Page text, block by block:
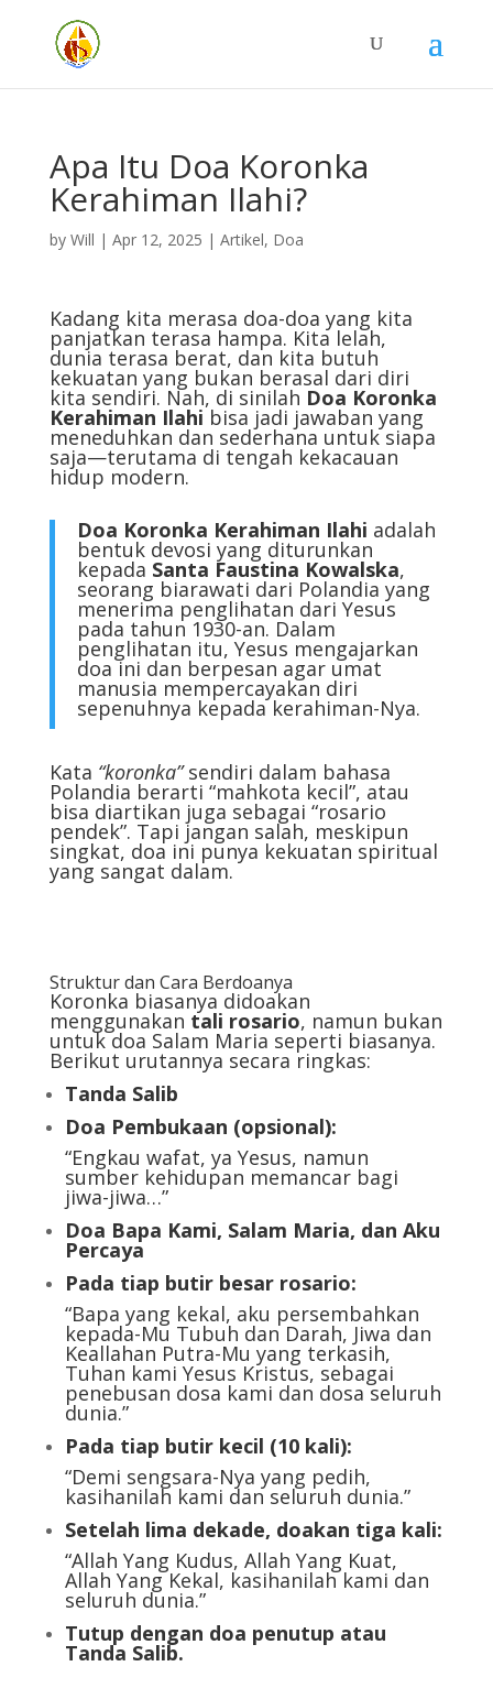
Apa Itu Doa Koronka
Kerahiman Ilahi?
by Will | Apr 12, 2025 | Artikel, Doa
Kadang kita merasa doa-doa yang kita
panjatkan terasa hampa. Kita lelah,
dunia terasa berat, dan kita butuh
kekuatan yang bukan berasal dari diri
kita sendiri. Nah, di sinilah Doa Koronka
Kerahiman Ilahi bisa jadi jawaban yang
meneduhkan dan sederhana untuk siapa
saja—terutama di tengah kekacauan
hidup modern.
Doa Koronka Kerahiman Ilahi adalah
bentuk devosi yang diturunkan
kepada Santa Faustina Kowalska,
seorang biarawati dari Polandia yang
menerima penglihatan dari Yesus
pada tahun 1930-an. Dalam
penglihatan itu, Yesus mengajarkan
doa ini dan berpesan agar umat
manusia mempercayakan diri
sepenuhnya kepada kerahiman-Nya.
Kata “koronka”sendiri dalam bahasa
Polandia berarti “mahkota kecil”, atau
bisa diartikan juga sebagai “rosario
pendek”. Tapi jangan salah, meskipun
singkat, doa ini punya kekuatan spiritual
yang sangat dalam.
Struktur dan Cara Berdoanya
Koronka biasanya didoakan
menggunakan tali rosario, namun bukan
untuk doa Salam Maria seperti biasanya.
Berikut urutannya secara ringkas:
Tanda Salib
Doa Pembukaan (opsional):
“Engkau wafat, ya Yesus, namun
sumber kehidupan memancar bagi
jiwa-jiwa…”
Doa Bapa Kami, Salam Maria, dan Aku
Percaya
Pada tiap butir besar rosario:
“Bapa yang kekal, aku persembahkan
kepada-Mu Tubuh dan Darah, Jiwa dan
Keallahan Putra-Mu yang terkasih,
Tuhan kami Yesus Kristus, sebagai
penebusan dosa kami dan dosa seluruh
dunia.”
Pada tiap butir kecil (10 kali):
“Demi sengsara-Nya yang pedih,
kasihanilah kami dan seluruh dunia.”
Setelah lima dekade, doakan tiga kali:
“Allah Yang Kudus, Allah Yang Kuat,
Allah Yang Kekal, kasihanilah kami dan
seluruh dunia.”
Tutup dengan doa penutup atau
Tanda Salib.